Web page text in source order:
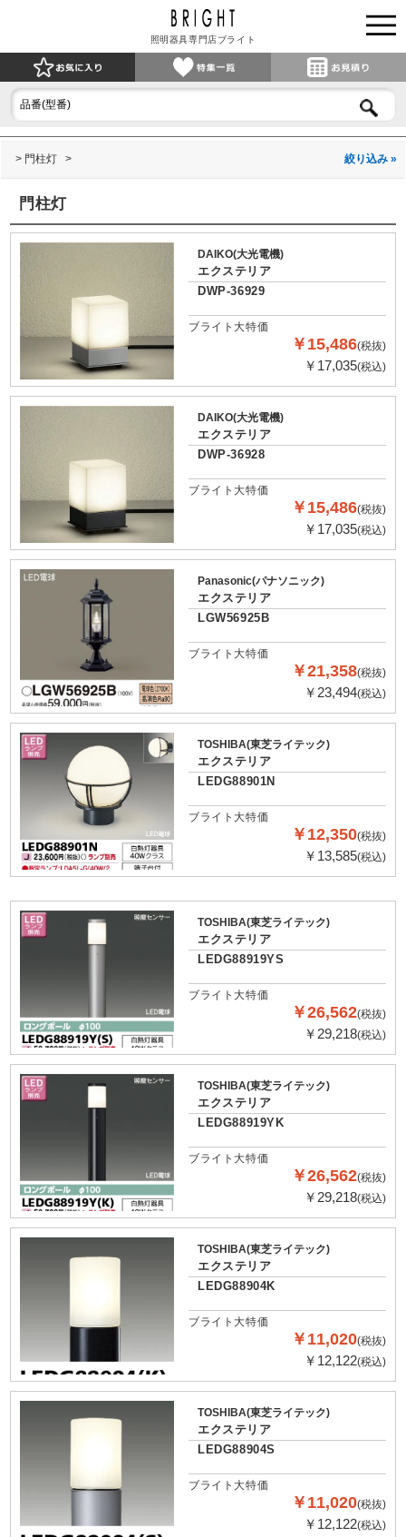
照明器具専門店ブライト
門柱灯 絞り込み »
門柱灯
DAIKO(大光電機)
エクステリア
DWP-36929
ブライト大特価
￥15,486(税抜)
￥17,035(税込)
DAIKO(大光電機)
エクステリア
DWP-36928
ブライト大特価
￥15,486(税抜)
￥17,035(税込)
Panasonic(パナソニック)
エクステリア
LGW56925B
ブライト大特価
￥21,358(税抜)
￥23,494(税込)
TOSHIBA(東芝ライテック)
エクステリア
LEDG88901N
ブライト大特価
￥12,350(税抜)
￥13,585(税込)
TOSHIBA(東芝ライテック)
エクステリア
LEDG88919YS
ブライト大特価
￥26,562(税抜)
￥29,218(税込)
TOSHIBA(東芝ライテック)
エクステリア
LEDG88919YK
ブライト大特価
￥26,562(税抜)
￥29,218(税込)
TOSHIBA(東芝ライテック)
エクステリア
LEDG88904K
ブライト大特価
￥11,020(税抜)
￥12,122(税込)
TOSHIBA(東芝ライテック)
エクステリア
LEDG88904S
ブライト大特価
￥11,020(税抜)
￥12,122(税込)